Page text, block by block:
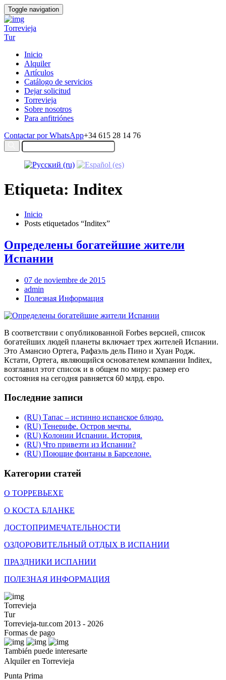
Toggle navigation
Torrevieja
Tur
Inicio
Alquiler
Artículos
Catálogo de servicios
Dejar solicitud
Torrevieja
Sobre nosotros
Para anfitriónes
Contactar por WhatsApp+34 615 28 14 76
Etiqueta: Inditex
Inicio
Posts etiquetados “Inditex”
Определены богатейшие жители
Испании
07 de noviembre de 2015
admin
Полезная Информация
В соответствии с опубликованной Forbes версией, список
богатейших людей планеты включает трех жителей Испании.
Это Амансио Ортега, Рафаэль дель Пино и Хуан Родж.
Кстати, Ортега, являющийся основателем компании Inditex,
возглавил этот список и в общем по миру: размер его
состояния на сегодня равняется 60 млрд. евро.
Последние записи
(RU) Тапас – истинно испанское блюдо.
(RU) Тенерифе. Остров мечты.
(RU) Колонии Испании. История.
(RU) Что привезти из Испании?
(RU) Поющие фонтаны в Барселоне.
Категории статей
О ТОРРЕВЬЕХЕ
О КОСТА БЛАНКЕ
ДОСТОПРИМЕЧАТЕЛЬНОСТИ
ОЗДОРОВИТЕЛЬНЫЙ ОТДЫХ В ИСПАНИИ
ПРАЗДНИКИ ИСПАНИИ
ПОЛЕЗНАЯ ИНФОРМАЦИЯ
Torrevieja
Tur
Torrevieja-tur.com 2013 - 2026
Formas de pago
También puede interesarte
Alquiler en Torrevieja
Punta Prima